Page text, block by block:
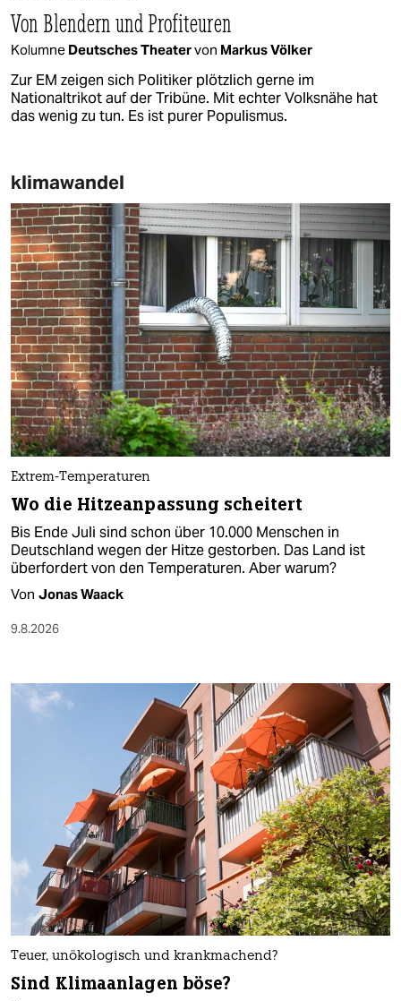
Von Blendern und Profiteuren
Kolumne Deutsches Theatervon Markus Völker
Zur EM zeigen sich Politiker plötzlich gerne im
Nationaltrikot auf der Tribüne. Mit echter Volksnähe hat
das wenig zu tun. Es ist purer Populismus.
klimawandel
Extrem-Temperaturen
Wo die Hitzeanpassung scheitert
Bis Ende Juli sind schon über 10.000 Menschen in
Deutschland wegen der Hitze gestorben. Das Land ist
überfordert von den Temperaturen. Aber warum?
Von Jonas Waack
9.8.2026
Teuer, unökologisch und krankmachend?
Sind Klimaanlagen böse?